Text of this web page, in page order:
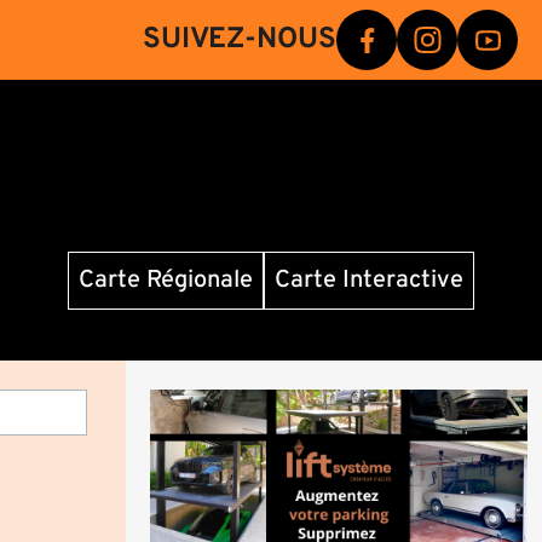
SUIVEZ-NOUS
Carte Régionale Carte Interactive